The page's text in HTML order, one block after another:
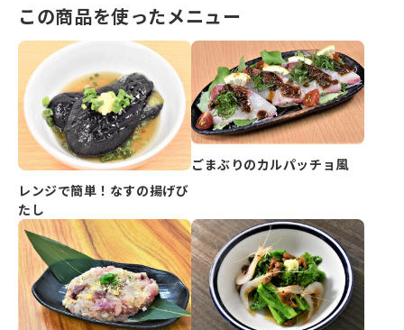
この商品を使ったメニュー
レンジで簡単！なすの揚げび
たし
ごまぶりのカルパッチョ風